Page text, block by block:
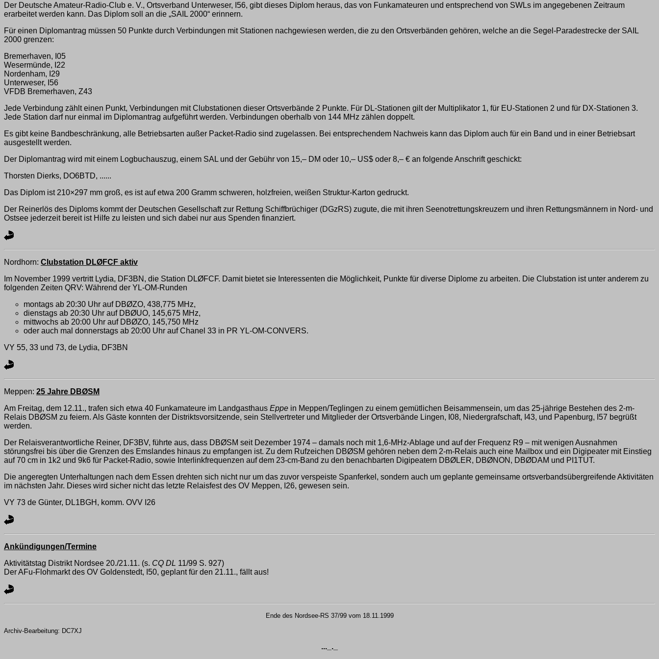
Der Deutsche Amateur-Radio-Club e. V., Ortsverband Unterweser, I56, gibt dieses Diplom heraus, das von Funkamateuren und entsprechend von SWLs im angegebenen Zeitraum
erarbeitet werden kann. Das Diplom soll an die „SAIL 2000“ erinnern.
Für einen Diplomantrag müssen 50 Punkte durch Verbindungen mit Stationen nachgewiesen werden, die zu den Ortsverbänden gehören, welche an die Segel-Paradestrecke der SAIL
2000 grenzen:
Bremerhaven, I05
Wesermünde, I22
Nordenham, I29
Unterweser, I56
VFDB Bremerhaven, Z43
Jede Verbindung zählt einen Punkt, Verbindungen mit Clubstationen dieser Ortsverbände 2 Punkte. Für DL-Stationen gilt der Multiplikator 1, für EU-Stationen 2 und für DX-Stationen 3.
Jede Station darf nur einmal im Diplomantrag aufgeführt werden. Verbindungen oberhalb von 144 MHz zählen doppelt.
Es gibt keine Bandbeschränkung, alle Betriebsarten außer Packet-Radio sind zugelassen. Bei entsprechendem Nachweis kann das Diplom auch für ein Band und in einer Betriebsart
ausgestellt werden.
Der Diplomantrag wird mit einem Logbuchauszug, einem SAL und der Gebühr von 15,– DM oder 10,– US$ oder 8,– € an folgende Anschrift geschickt:
Thorsten Dierks, DO6BTD, ......
Das Diplom ist 210×297 mm groß, es ist auf etwa 200 Gramm schweren, holzfreien, weißen Struktur-Karton gedruckt.
Der Reinerlös des Diploms kommt der Deutschen Gesellschaft zur Rettung Schiffbrüchiger (DGzRS) zugute, die mit ihren Seenotrettungskreuzern und ihren Rettungsmännern in Nord- und
Ostsee jederzeit bereit ist Hilfe zu leisten und sich dabei nur aus Spenden finanziert.
Nordhorn: Clubstation DLØFCF aktiv
Im November 1999 vertritt Lydia, DF3BN, die Station DLØFCF. Damit bietet sie Interessenten die Möglichkeit, Punkte für diverse Diplome zu arbeiten. Die Clubstation ist unter anderem zu
folgenden Zeiten QRV: Während der YL-OM-Runden
montags ab 20:30 Uhr auf DBØZO, 438,775 MHz,
dienstags ab 20:30 Uhr auf DBØUO, 145,675 MHz,
mittwochs ab 20:00 Uhr auf DBØZO, 145,750 MHz
oder auch mal donnerstags ab 20:00 Uhr auf Chanel 33 in PR YL-OM-CONVERS.
VY 55, 33 und 73, de Lydia, DF3BN
Meppen: 25 Jahre DBØSM
Am Freitag, dem 12.11., trafen sich etwa 40 Funkamateure im Landgasthaus Eppe in Meppen/Teglingen zu einem gemütlichen Beisammensein, um das 25-jährige Bestehen des 2-m-
Relais DBØSM zu feiern. Als Gäste konnten der Distriktsvorsitzende, sein Stellvertreter und Mitglieder der Ortsverbände Lingen, I08, Niedergrafschaft, I43, und Papenburg, I57 begrüßt
werden.
Der Relaisverantwortliche Reiner, DF3BV, führte aus, dass DBØSM seit Dezember 1974 – damals noch mit 1,6-MHz-Ablage und auf der Frequenz R9 – mit wenigen Ausnahmen
störungsfrei bis über die Grenzen des Emslandes hinaus zu empfangen ist. Zu dem Rufzeichen DBØSM gehören neben dem 2-m-Relais auch eine Mailbox und ein Digipeater mit Einstieg
auf 70 cm in 1k2 und 9k6 für Packet-Radio, sowie Interlinkfrequenzen auf dem 23-cm-Band zu den benachbarten Digipeatern DBØLER, DBØNON, DBØDAM und PI1TUT.
Die angeregten Unterhaltungen nach dem Essen drehten sich nicht nur um das zuvor verspeiste Spanferkel, sondern auch um geplante gemeinsame ortsverbandsübergreifende Aktivitäten
im nächsten Jahr. Dieses wird sicher nicht das letzte Relaisfest des OV Meppen, I26, gewesen sein.
VY 73 de Günter, DL1BGH, komm. OVV I26
Ankündigungen/Termine
Aktivitätstag Distrikt Nordsee 20./21.11. (s. CQ DL 11/99 S. 927)
Der AFu-Flohmarkt des OV Goldenstedt, I50, geplant für den 21.11., fällt aus!
Ende des Nordsee-RS 37/99 vom 18.11.1999
Archiv-Bearbeitung: DC7XJ
..._._